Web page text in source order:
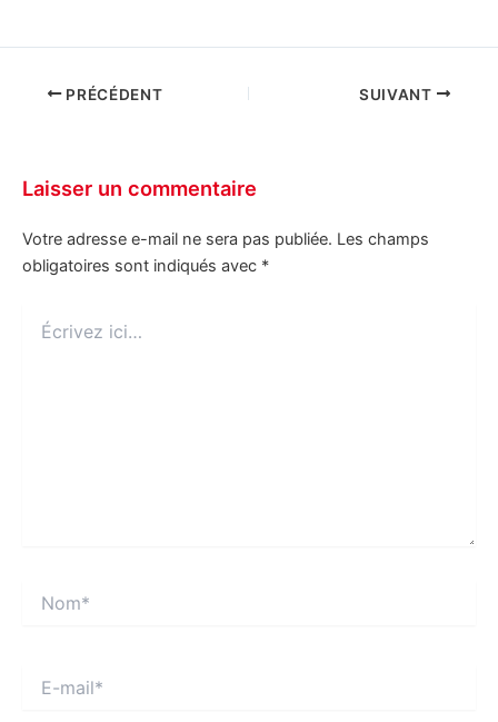
PRÉCÉDENT SUIVANT
Laisser un commentaire
Votre adresse e-mail ne sera pas publiée. Les champs
obligatoires sont indiqués avec *
ici…
mail*